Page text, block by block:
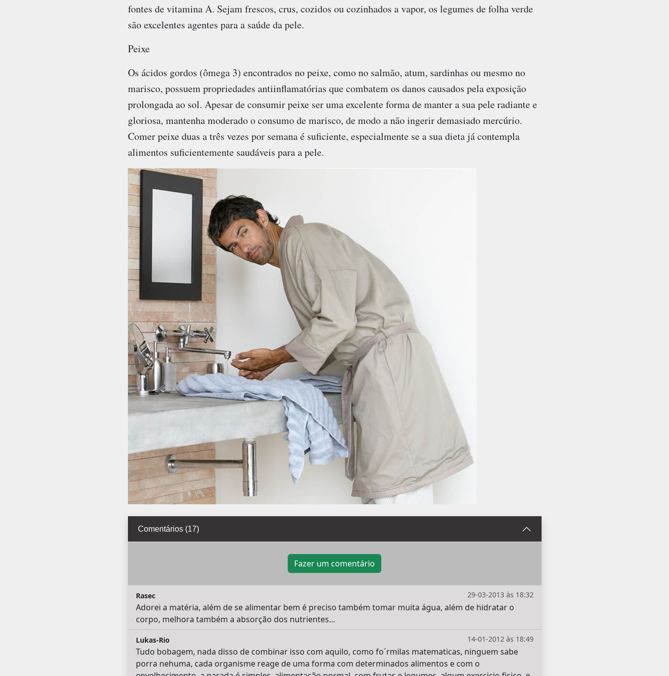
fontes de vitamina A. Sejam frescos, crus, cozidos ou cozinhados a vapor, os legumes de folha verde
são excelentes agentes para a saúde da pele.
Peixe
Os ácidos gordos (ômega 3) encontrados no peixe, como no salmão, atum, sardinhas ou mesmo no
marisco, possuem propriedades antiinflamatórias que combatem os danos causados pela exposição
prolongada ao sol. Apesar de consumir peixe ser uma excelente forma de manter a sua pele radiante e
gloriosa, mantenha moderado o consumo de marisco, de modo a não ingerir demasiado mercúrio.
Comer peixe duas a três vezes por semana é suficiente, especialmente se a sua dieta já contempla
alimentos suficientemente saudáveis para a pele.
Comentários (17)
Fazer um comentário
29-03-2013 às 18:32
Rasec
Adorei a matéria, além de se alimentar bem é preciso também tomar muita água, além de hidratar o
corpo, melhora também a absorção dos nutrientes...
14-01-2012 às 18:49
Lukas-Rio
Tudo bobagem, nada disso de combinar isso com aquilo, como fo´rmilas matematicas, ninguem sabe
porra nehuma, cada organisme reage de uma forma com determinados alimentos e com o